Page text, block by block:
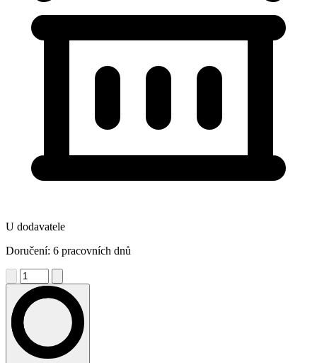
U dodavatele
Doručení: 6 pracovních dnů